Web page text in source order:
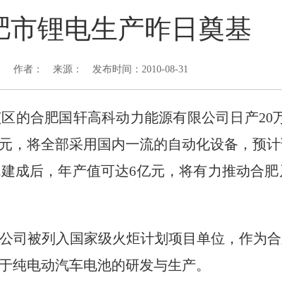
市锂电生产昨日奠基
作者： 来源： 发布时间：2010-08-31
合肥国轩高科动力能源有限公司日产20
，将全部采用国内一流的自动化设备，预
成后，年产值可达6亿元，将有力推动合
被列入国家级火炬计划项目单位，作为合
纯电动汽车电池的研发与生产。